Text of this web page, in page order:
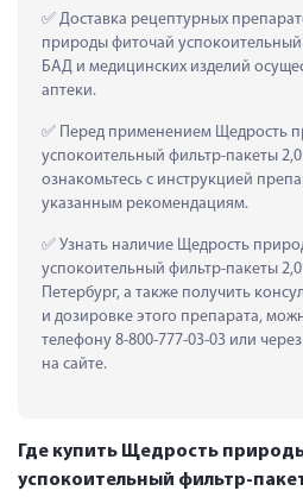
Доставка рецептурных
природы фиточай
БАД и медицинских изделий
аптеки.
Перед применением Щедрость
успокоительный фильтр-пакеты
ознакомьтесь с инструкцией
указанным рекомендациям.
Узнать наличие Щедрость
успокоительный фильтр-пакеты
Петербург, а также получить
и дозировке этого препарата,
телефону 8-800-777-03-03 или
на сайте.
Где купить Щедрость
успокоительный фильтр-